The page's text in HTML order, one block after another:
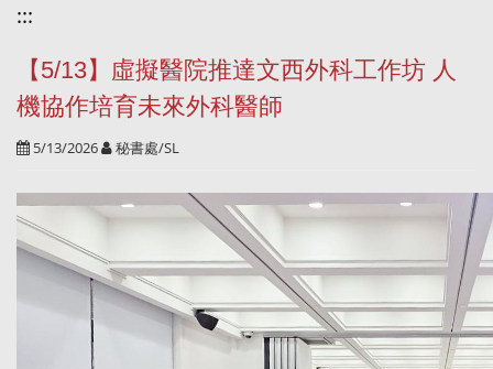
:::
【5/13】虛擬醫院推達文西外科工作坊 人
機協作培育未來外科醫師
5/13/2026 秘書處/SL